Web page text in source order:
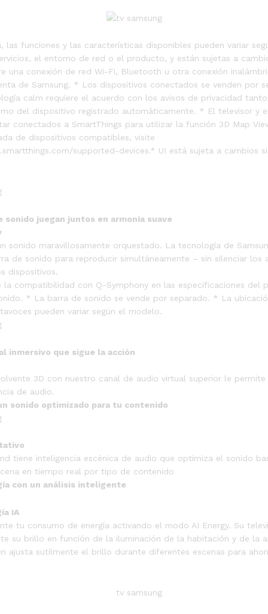
las funciones y las características disponibles pueden variar
el entorno de red o el producto, y están sujetas a
una conexión de red Wi-Fi, Bluetooth u otra conexión
de Samsung. * Los dispositivos conectados se venden por
calm requiere el acuerdo con los avisos de privacidad
del dispositivo registrado automáticamente. * El televisor y
conectados a SmartThings para utilizar la función 3D Map
de dispositivos compatibles, visite
supported-devices.* UI está sujeta a cambios
sonido juegan juntos en armonía suave
sonido maravillosamente orquestado. La tecnología de
de sonido para reproducir simultáneamente – sin silenciar los
dispositivos.
la compatibilidad con Q-Symphony en las especificaciones del
* La barra de sonido se vende por separado. * La
pueden variar según el modelo.
inmersivo que sigue la acción
3D con nuestro canal de audio virtual superior le permite
de audio.
sonido optimizado para tu contenido
tiene inteligencia escénica de audio que optimiza el sonido
en tiempo real por tipo de contenido
con un análisis inteligente
IA
tu consumo de energía activando el modo AI Energy. Su
su brillo en función de la iluminación de la habitación y de la
ajusta sutilmente el brillo durante diferentes escenas para